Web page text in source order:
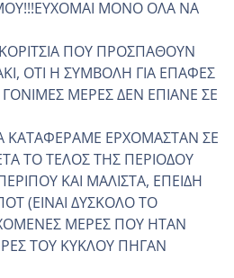
ΜΟΝΟ ΟΛΑ ΝΑ
ΠΟΥ ΠΡΟΣΠΑΘΟΥΝ
ΟΤΙ Η ΣΥΜΒΟΛΗ ΓΙΑ ΕΠΑΦΕΣ
ΜΕΡΕΣ ΔΕΝ ΕΠΙΑΝΕ ΣΕ
ΕΡΧΟΜΑΣΤΑΝ ΣΕ
ΤΟ ΤΕΛΟΣ ΤΗΣ ΠΕΡΙΟΔΟΥ
ΚΑΙ ΜΑΛΙΣΤΑ, ΕΠΕΙΔΗ
(ΕΙΝΑΙ ΔΥΣΚΟΛΟ ΤΟ
ΜΕΡΕΣ ΠΟΥ ΗΤΑΝ
ΤΟΥ ΚΥΚΛΟΥ ΠΗΓΑΝ